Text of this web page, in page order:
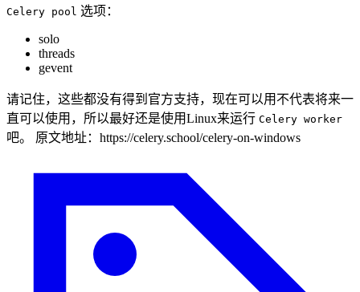
Celery pool 选项：
solo
threads
gevent
请记住，这些都没有得到官方支持，现在可以用不代表将来一
直可以使用，所以最好还是使用Linux来运行 Celery worker
吧。 原文地址：https://celery.school/celery-on-windows